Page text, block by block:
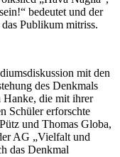
bedeutet und der
Publikum mitriss.
mit den
des Denkmals
die mit ihrer
Schüler erforschte
und Thomas Globa,
AG „Vielfalt und
das Denkmal